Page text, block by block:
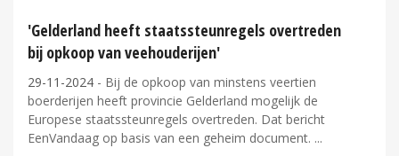
'Gelderland heeft staatssteunregels overtreden
bij opkoop van veehouderijen'
29-11-2024 - Bij de opkoop van minstens veertien
boerderijen heeft provincie Gelderland mogelijk de
Europese staatssteunregels overtreden. Dat bericht
EenVandaag op basis van een geheim document.